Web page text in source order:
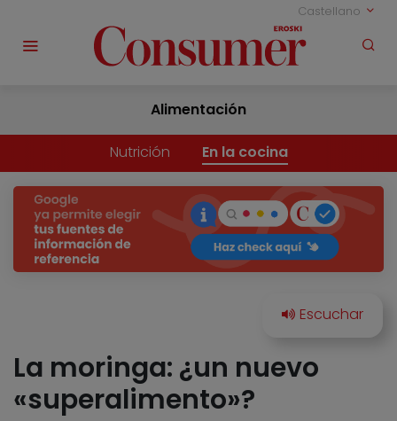
Castellano
Alimentación
Nutrición En la cocina
La moringa: ¿un nuevo
«superalimento»?